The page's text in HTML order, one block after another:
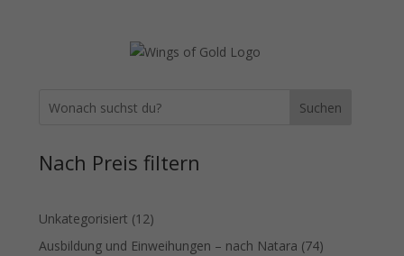
Suchen
Nach Preis filtern
Unkategorisiert 1212
Produkte
Ausbildung und Einweihungen – nach Natara 7474